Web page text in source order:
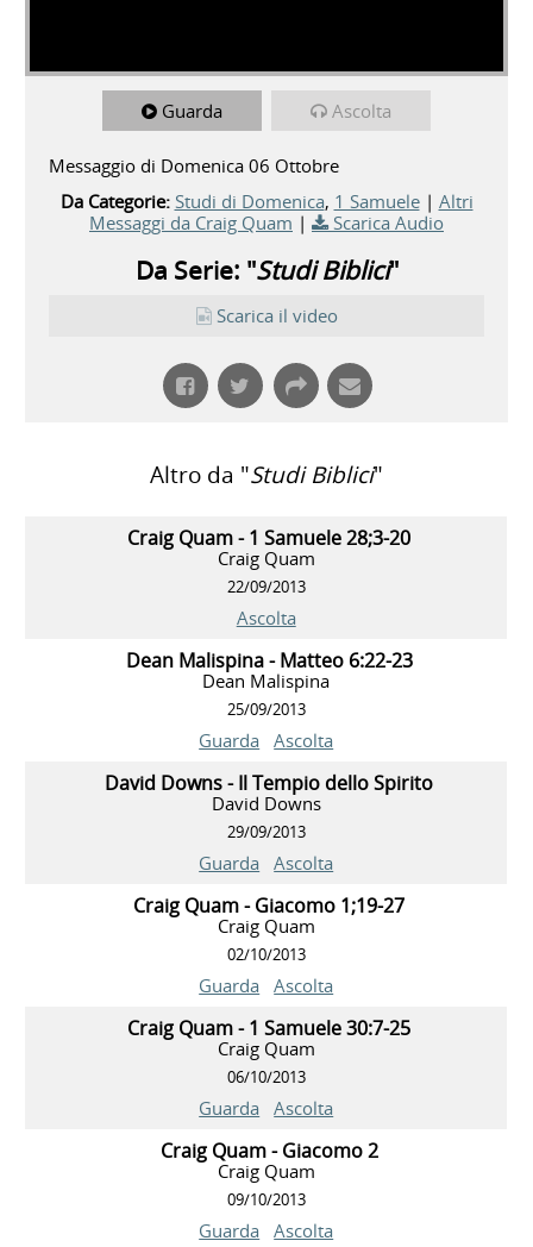
Guarda Ascolta
Messaggio di Domenica 06 Ottobre
Da Categorie: Studi di Domenica, 1 Samuele| Altri
Messaggi da Craig Quam | Scarica Audio
Da Serie: "Studi Biblici"
Scarica il video
Altro da "Studi Biblici"
Craig Quam - 1 Samuele 28;3-20
Craig Quam
22/09/2013
Ascolta
Dean Malispina - Matteo 6:22-23
Dean Malispina
25/09/2013
Guarda Ascolta
David Downs - Il Tempio dello Spirito
David Downs
29/09/2013
Guarda Ascolta
Craig Quam - Giacomo 1;19-27
Craig Quam
02/10/2013
Guarda Ascolta
Craig Quam - 1 Samuele 30:7-25
Craig Quam
06/10/2013
Guarda Ascolta
Craig Quam - Giacomo 2
Craig Quam
09/10/2013
Guarda Ascolta